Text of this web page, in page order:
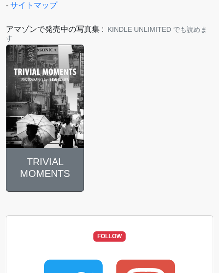
- サイトマップ
アマゾンで発売中の写真集 :
KINDLE UNLIMITED でも読めま
す
TRIVIAL
MOMENTS
FOLLOW